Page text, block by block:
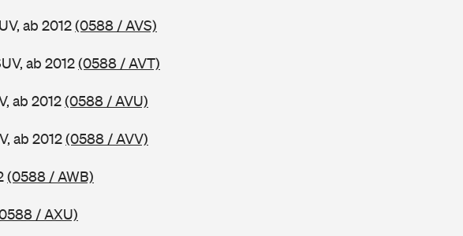
ab 2012(0588 / AVS)
ab 2012(0588 / AVT)
ab 2012(0588 / AVU)
ab 2012(0588 / AVV)
(0588 / AWB)
/ AXU)